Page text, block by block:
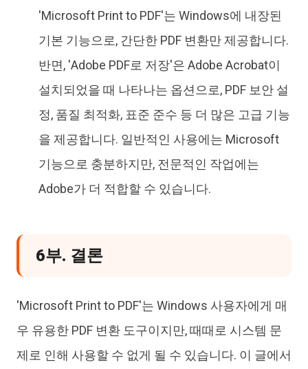
'Microsoft Print to PDF'는 Windows에 내장된
기본 기능으로, 간단한 PDF 변환만 제공합니다.
반면, 'Adobe PDF로 저장'은 Adobe Acrobat이
설치되었을 때 나타나는 옵션으로, PDF 보안 설
정, 품질 최적화, 표준 준수 등 더 많은 고급 기능
을 제공합니다. 일반적인 사용에는 Microsoft
기능으로 충분하지만, 전문적인 작업에는
Adobe가 더 적합할 수 있습니다.
6부. 결론
'Microsoft Print to PDF'는 Windows 사용자에게 매
우 유용한 PDF 변환 도구이지만, 때때로 시스템 문
제로 인해 사용할 수 없게 될 수 있습니다. 이 글에서